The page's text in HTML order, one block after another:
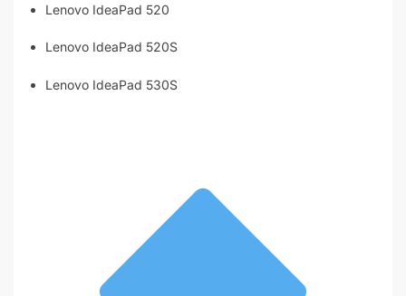
Lenovo IdeaPad 520
Lenovo IdeaPad 520S
Lenovo IdeaPad 530S